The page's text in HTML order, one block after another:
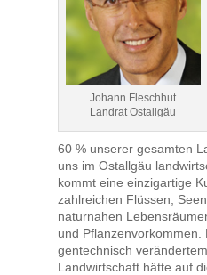
Johann Fleschhut
Landrat Ostallgäu
60 % unserer gesamten
uns im Ostallgäu
kommt eine einzigartige
zahlreichen Flüssen,
naturnahen
und Pflanzenvorkommen.
gentechnisch
Landwirtschaft hätte auf